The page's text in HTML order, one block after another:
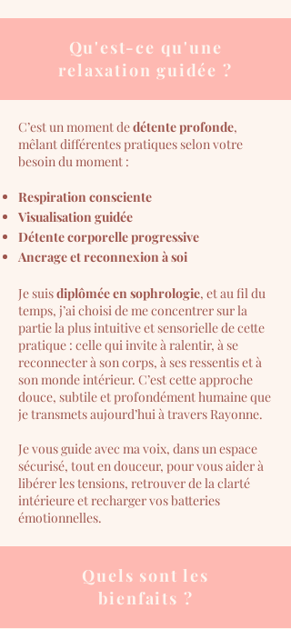
Qu'est-ce qu'une
relaxation guidée ?
C’est un moment dedétente profonde,
mêlant différentes pratiques selon votre
besoin du moment :
Respiration consciente
Visualisation guidée
Détente corporelle progressive
Ancrage et reconnexion à soi
Je suisdiplômée en sophrologie, et au fil du
temps, j’ai choisi de me concentrer sur la
partie la plus intuitive et sensorielle de cette
pratique : celle qui invite à ralentir, à se
reconnecter à son corps, à ses ressentis et à
son monde intérieur. C’est cette approche
douce, subtile et profondément humaine que
je transmets aujourd’hui à travers Rayonne.
Je vous guide avec ma voix, dans un espace
sécurisé, tout en douceur, pour vous aider à
libérer les tensions, retrouver de la clarté
intérieure et recharger vos batteries
émotionnelles.
Quels sont les
bienfaits ?